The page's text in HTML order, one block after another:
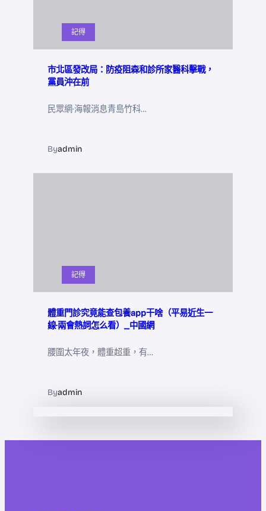
記得
市北區發改局：防疫阻森和診所家醫科擊戰，
黨員沖在前
民眾網·海報消息青島竹科…
Byadmin
記得
體重門診究竟能查包養app干啥（平易近生一
線·兩會熱詞怎么看）_中國網
腰圍太年夜，體重超重，有…
Byadmin